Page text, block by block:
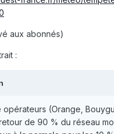
aux abonnés)
:
opérateurs (Orange,
de 90 % du réseau